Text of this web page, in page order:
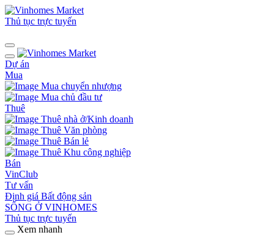
Thủ tục trực tuyến
Dự án
Mua
Mua chuyển nhượng
Mua chủ đầu tư
Thuê
Thuê nhà ở/Kinh doanh
Thuê Văn phòng
Thuê Bán lẻ
Thuê Khu công nghiệp
Bán
VinClub
Tư vấn
Định giá Bất động sản
SỐNG Ở VINHOMES
Thủ tục trực tuyến
Xem nhanh